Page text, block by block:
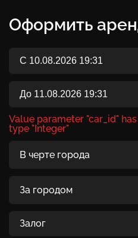
Оформить
Value parameter "car_id"
type "Integer"
В черте города
За городом
Залог